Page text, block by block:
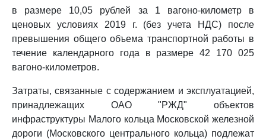
в размере 10,05 рублей за 1 вагоно-километр в
ценовых условиях 2019 г. (без учета НДС) после
превышения общего объема транспортной работы в
течение календарного года в размере 42 170 025
вагоно-километров.
Затраты, связанные с содержанием и эксплуатацией,
принадлежащих ОАО "РЖД" объектов
инфраструктуры Малого кольца Московской железной
дороги (Московского центрального кольца) подлежат